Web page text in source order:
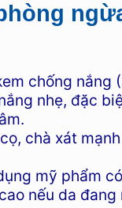
chống nắng
nhẹ, đặc
chà xát
mỹ phẩm
nếu da đang